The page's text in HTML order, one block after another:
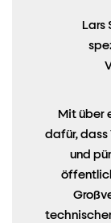
Lars
Mit über
dafür, dass
und